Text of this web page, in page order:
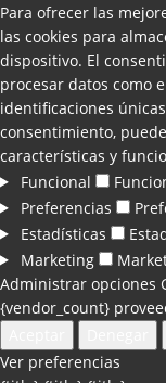
Para ofrecer las
las cookies para
dispositivo. El
procesar datos como
identificaciones
consentimiento,
características y
Funcional
Preferencias
Estadísticas
Marketing
Administrar opciones
{vendor_count}
Ver preferencias